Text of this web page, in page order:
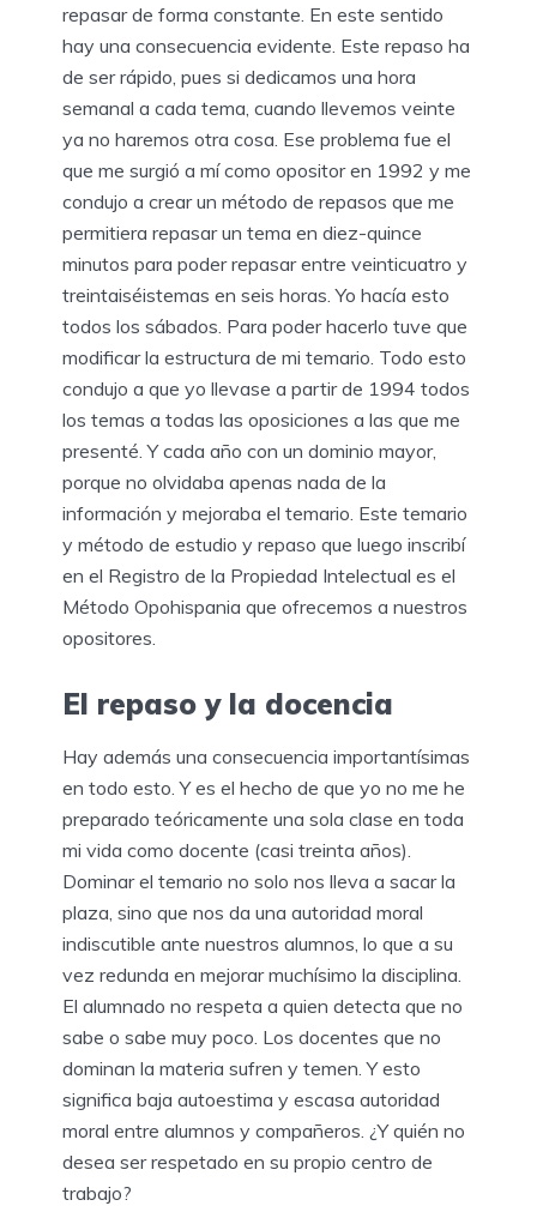
repasar de forma constante. En este sentido
hay una consecuencia evidente. Este repaso ha
de ser rápido, pues si dedicamos una hora
semanal a cada tema, cuando llevemos veinte
ya no haremos otra cosa. Ese problema fue el
que me surgió a mí como opositor en 1992 y me
condujo a crear un método de repasos que me
permitiera repasar un tema en diez-quince
minutos para poder repasar entre veinticuatro y
treintaiséistemas en seis horas. Yo hacía esto
todos los sábados. Para poder hacerlo tuve que
modificar la estructura de mi temario. Todo esto
condujo a que yo llevase a partir de 1994 todos
los temas a todas las oposiciones a las que me
presenté. Y cada año con un dominio mayor,
porque no olvidaba apenas nada de la
información y mejoraba el temario. Este temario
y método de estudio y repaso que luego inscribí
en el Registro de la Propiedad Intelectual es el
Método Opohispania que ofrecemos a nuestros
opositores.
El repaso y la docencia
Hay además una consecuencia importantísimas
en todo esto. Y es el hecho de que yo no me he
preparado teóricamente una sola clase en toda
mi vida como docente (casi treinta años).
Dominar el temario no solo nos lleva a sacar la
plaza, sino que nos da una autoridad moral
indiscutible ante nuestros alumnos, lo que a su
vez redunda en mejorar muchísimo la disciplina.
El alumnado no respeta a quien detecta que no
sabe o sabe muy poco. Los docentes que no
dominan la materia sufren y temen. Y esto
significa baja autoestima y escasa autoridad
moral entre alumnos y compañeros. ¿Y quién no
desea ser respetado en su propio centro de
trabajo?